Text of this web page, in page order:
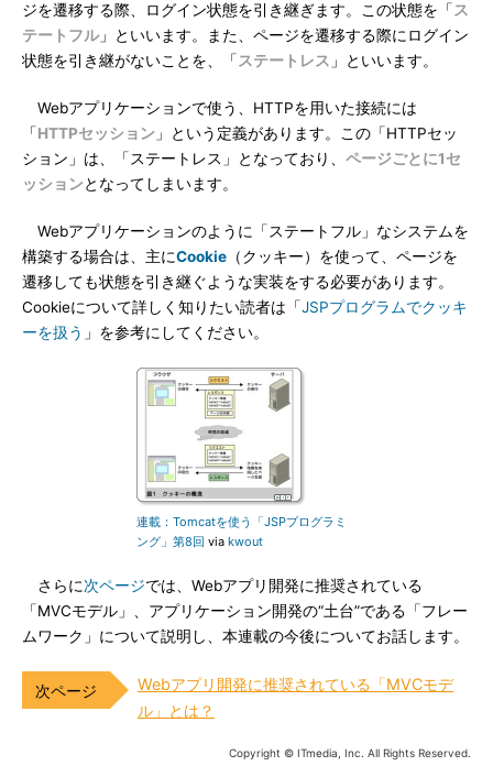
ジを遷移する際、ログイン状態を引き継ぎます。この状態を「 ス
テートフル」といいます。また、ページを遷移する際にログイン
状態を引き継がないことを、「 ステートレス 」といいます。
Webアプリケーションで使う、HTTPを用いた接続には
「HTTPセッション 」という定義があります。この「HTTPセッ
ション」は、「ステートレス」となっており、 ページごとに1セ
ッションとなってしまいます。
Webアプリケーションのように「ステートフル」なシステムを
構築する場合は、主にCookie （クッキー）を使って、ページを
遷移しても状態を引き継ぐような実装をする必要があります。
Cookieについて詳しく知りたい読者は「JSPプログラムでクッキ
ーを扱う 」を参考にしてください。
連載：Tomcatを使う「JSPプログラミ
ング」第8回 via kwout
さらに次ページでは、Webアプリ開発に推奨されている
「MVCモデル」、アプリケーション開発の“土台”である「フレー
ムワーク」について説明し、本連載の今後についてお話します。
Webアプリ開発に推奨されている「MVCモデ
ル」とは？
Copyright © ITmedia, Inc. All Rights Reserved.